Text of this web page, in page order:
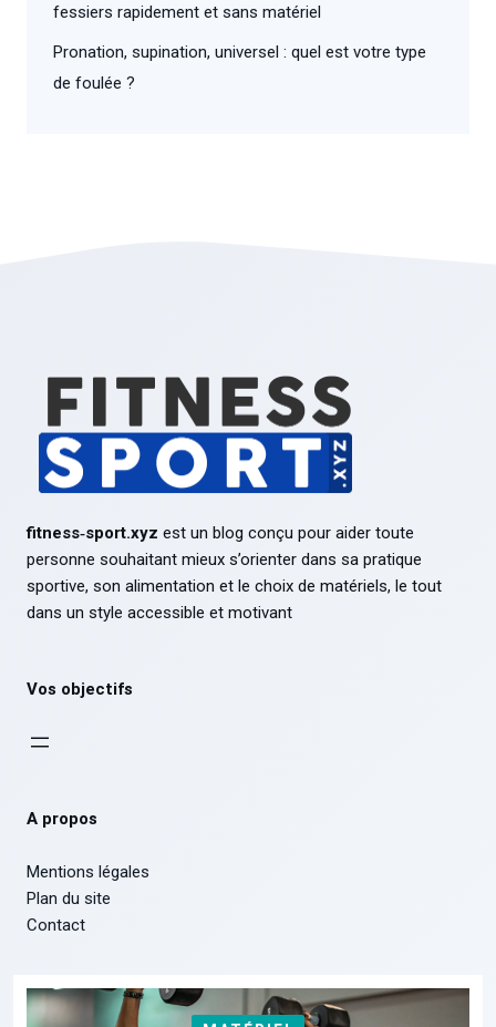
fessiers rapidement et sans matériel
Pronation, supination, universel : quel est votre type
de foulée ?
fitness‑sport.xyz est un blog conçu pour aider toute
personne souhaitant mieux s’orienter dans sa pratique
sportive, son alimentation et le choix de matériels, le tout
dans un style accessible et motivant
Vos objectifs
A propos
Mentions légales
Plan du site
Contact